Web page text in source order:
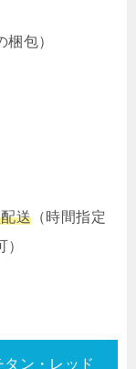
包）
送 （時間指定
タン・レッド